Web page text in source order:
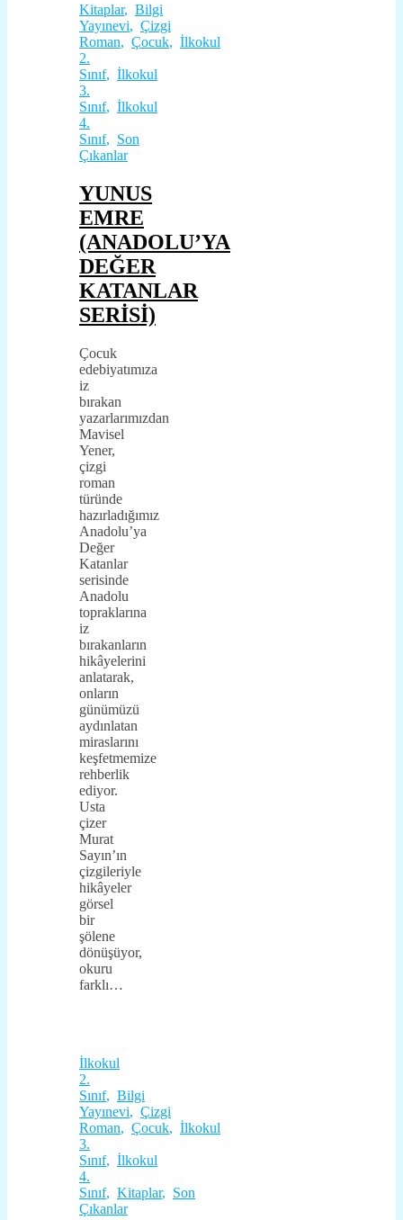
Kitaplar, Bilgi
Yayınevi, Çizgi
Roman, Çocuk, İlkokul
2.
Sınıf, İlkokul
3.
Sınıf, İlkokul
4.
Sınıf, Son
Çıkanlar
YUNUS
EMRE
(ANADOLU’YA
DEĞER
KATANLAR
SERİSİ)
Çocuk
edebiyatımıza
iz
bırakan
yazarlarımızdan
Mavisel
Yener,
çizgi
roman
türünde
hazırladığımız
Anadolu’ya
Değer
Katanlar
serisinde
Anadolu
topraklarına
iz
bırakanların
hikâyelerini
anlatarak,
onların
günümüzü
aydınlatan
miraslarını
keşfetmemize
rehberlik
ediyor.
Usta
çizer
Murat
Sayın’ın
çizgileriyle
hikâyeler
görsel
bir
şölene
dönüşüyor,
okuru
farklı…
İlkokul
2.
Sınıf, Bilgi
Yayınevi, Çizgi
Roman, Çocuk, İlkokul
3.
Sınıf, İlkokul
4.
Sınıf, Kitaplar, Son
Çıkanlar